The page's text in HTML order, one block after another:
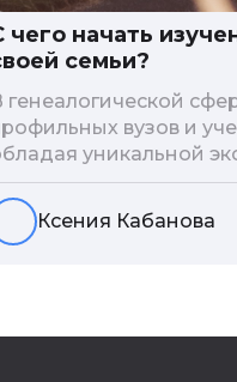
чего начать
семьи?
генеалогической
вузов и
уникальной
архивно-
ее мы
Ксения Кабанова